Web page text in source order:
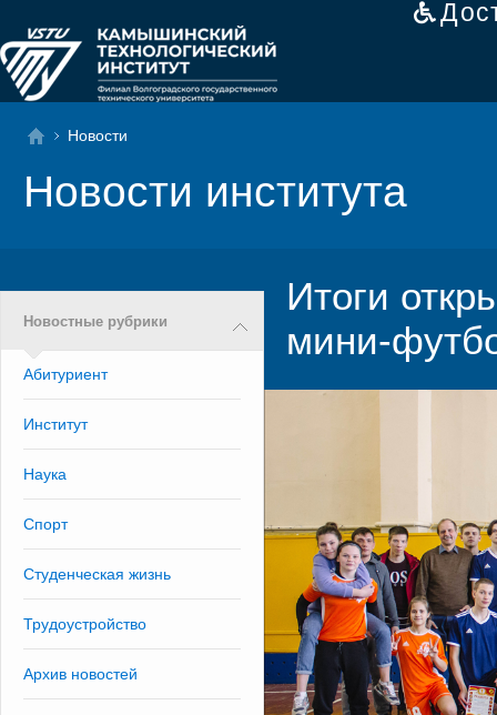
Новости
Новости института
Новостные рубрики
Абитуриент
Институт
Наука
Спорт
Студенческая жизнь
Трудоустройство
Архив новостей
Итоги
мини-